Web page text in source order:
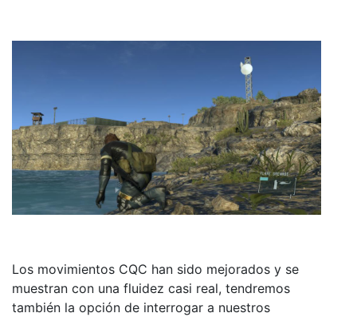
Los movimientos CQC han sido mejorados y se
muestran con una fluidez casi real, tendremos
también la opción de interrogar a nuestros